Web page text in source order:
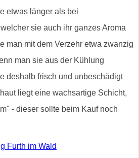
etwas länger als bei
sie auch ihr ganzes Aroma
man mit dem Verzehr etwa zwanzig
man sie aus der Kühlung
deshalb frisch und unbeschädigt
liegt eine wachsartige Schicht,
- dieser sollte beim Kauf noch
Furth im Wald